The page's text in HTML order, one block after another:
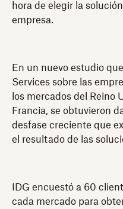
hora de elegir la
empresa.
En un nuevo estudio
Services sobre las
los mercados del Reino
Francia, se obtuvieron
desfase creciente que
el resultado de las
IDG encuestó a 60
cada mercado para